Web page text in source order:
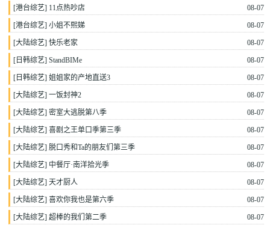
[港台综艺] 11点热吵店 08-07
[港台综艺]小姐不熙娣 08-07
[大陆综艺]快乐老家 08-07
[ 日韩综艺]StandBIMe 08-07
[ 日韩综艺]姐姐家的产地直送3 08-07
[大陆综艺]一饭封神2 08-07
[大陆综艺]密室大逃脱第八季 08-07
[大陆综艺]喜剧之王单口季第三季 08-07
[大陆综艺]脱口秀和Ta的朋友们第三季 08-07
[大陆综艺] 中餐厅·南洋拾光季 08-07
[大陆综艺]天才厨人 08-07
[大陆综艺]喜欢你我也是第六季 08-07
[大陆综艺]超棒的我们第二季 08-07